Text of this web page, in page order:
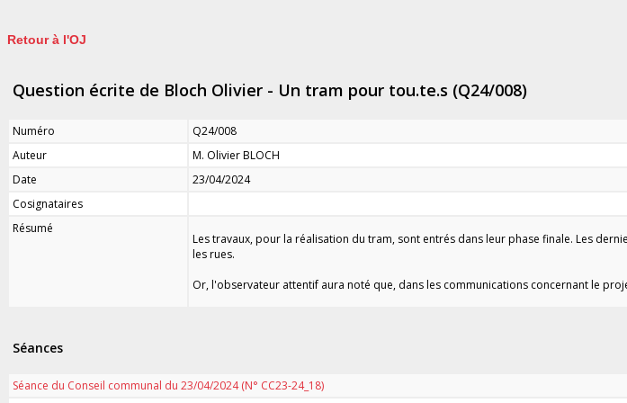
Retour à l'OJ
Question écrite de Bloch Olivier - Un tram pour tou.te.s (Q24/008)
Numéro
Q24/008
Auteur
M. Olivier BLOCH
Date
23/04/2024
Cosignataires
Résumé
Les travaux, pour la réalisation du tram, sont entrés dans leur phase finale. Les
les rues.
Or, l'observateur attentif aura noté que, dans les communications concernant le
Séances
Séance du Conseil communal du 23/04/2024 (N° CC23-24_18)